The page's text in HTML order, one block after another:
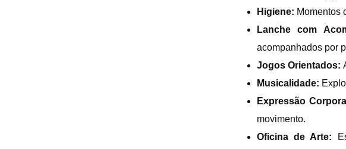
Higiene: Momentos
Lanche com
acompanhados por
Jogos Orientados:
Musicalidade:
Expressão
movimento.
Oficina de Arte: